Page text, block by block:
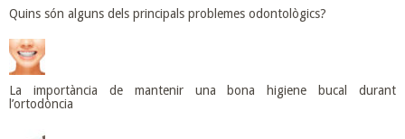
Quins són alguns dels principals problemes odontològics?
La importància de mantenir una bona higiene bucal durant
l’ortodòncia